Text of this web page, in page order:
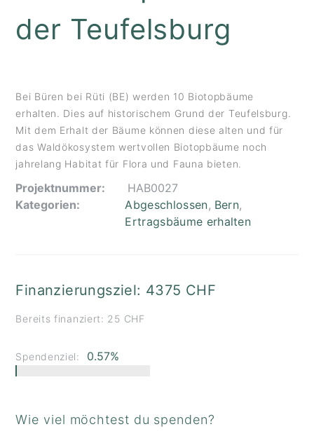
der Teufelsburg
Bei Büren bei Rüti (BE) werden 10 Biotopbäume
erhalten. Dies auf historischem Grund der Teufelsburg.
Mit dem Erhalt der Bäume können diese alten und für
das Waldökosystem wertvollen Biotopbäume noch
jahrelang Habitat für Flora und Fauna bieten.
Projektnummer:
HAB0027
Kategorien:
Abgeschlossen, Bern,
Ertragsbäume erhalten
Finanzierungsziel: 4375 CHF
Bereits finanziert: 25 CHF
Spendenziel: 0.57%
Wie viel möchtest du spenden?